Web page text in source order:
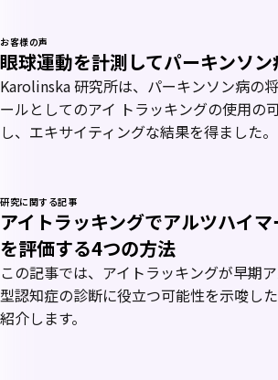
お客様の声
眼球運動を計測してパーキンソ
Karolinska 研究所は、パーキンソン病の
ールとしてのアイ トラッキングの使用の
し、エキサイティングな結果を得ました。
研究に関する記事
アイトラッキングでアルツハイ
を評価する4つの方法
この記事では、アイトラッキングが早期
型認知症の診断に役立つ可能性を示唆し
紹介します。